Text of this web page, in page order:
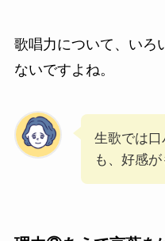
歌唱力について、いろ
ないですよね。
生歌では
も、好感が